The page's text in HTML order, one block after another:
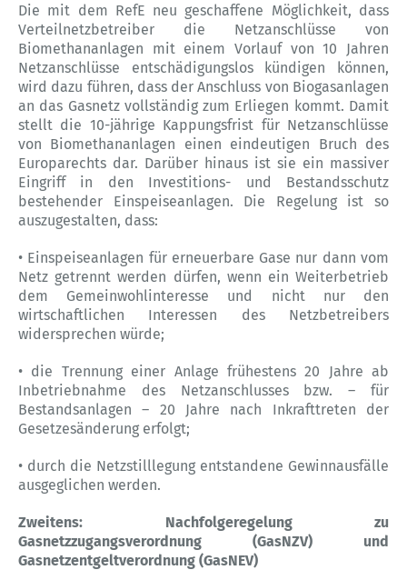
Die mit dem RefE neu geschaffene Möglichkeit, dass
Verteilnetzbetreiber die Netzanschlüsse von
Biomethananlagen mit einem Vorlauf von 10 Jahren
Netzanschlüsse entschädigungslos kündigen können,
wird dazu führen, dass der Anschluss von Biogasanlagen
an das Gasnetz vollständig zum Erliegen kommt. Damit
stellt die 10-jährige Kappungsfrist für Netzanschlüsse
von Biomethananlagen einen eindeutigen Bruch des
Europarechts dar. Darüber hinaus ist sie ein massiver
Eingriff in den Investitions- und Bestandsschutz
bestehender Einspeiseanlagen. Die Regelung ist so
auszugestalten, dass:
• Einspeiseanlagen für erneuerbare Gase nur dann vom
Netz getrennt werden dürfen, wenn ein Weiterbetrieb
dem Gemeinwohlinteresse und nicht nur den
wirtschaftlichen Interessen des Netzbetreibers
widersprechen würde;
• die Trennung einer Anlage frühestens 20 Jahre ab
Inbetriebnahme des Netzanschlusses bzw. – für
Bestandsanlagen – 20 Jahre nach Inkrafttreten der
Gesetzesänderung erfolgt;
• durch die Netzstilllegung entstandene Gewinnausfälle
ausgeglichen werden.
Zweitens: Nachfolgeregelung zu
Gasnetzzugangsverordnung (GasNZV) und
Gasnetzentgeltverordnung (GasNEV)